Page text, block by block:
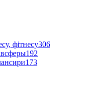
фітнесу306
192
173